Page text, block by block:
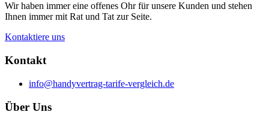
Wir haben immer eine offenes Ohr für unsere Kunden und stehen
Ihnen immer mit Rat und Tat zur Seite.
Kontaktiere uns
Kontakt
info@handyvertrag-tarife-vergleich.de
Über Uns